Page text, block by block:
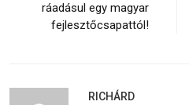
ráadásul egy magyar
fejlesztőcsapattól!
RICHÁRD